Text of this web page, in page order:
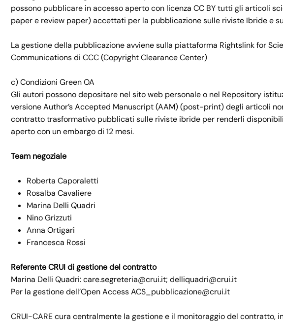
possono pubblicare in accesso aperto con licenza CC BY tutti gli articoli
paper e review paper) accettati per la pubblicazione sulle riviste Ibride e
La gestione della pubblicazione avviene sulla piattaforma Rightslink for
Communications di CCC (Copyright Clearance Center)
c) Condizioni Green OA
Gli autori possono depositare nel sito web personale o nel Repository
versione Author’s Accepted Manuscript (AAM) (post-print) degli articoli
contratto trasformativo pubblicati sulle riviste ibride per renderli
aperto con un embargo di 12 mesi.
Team negoziale
Roberta Caporaletti
Rosalba Cavaliere
Marina Delli Quadri
Nino Grizzuti
Anna Ortigari
Francesca Rossi
Referente CRUI di gestione del contratto
Marina Delli Quadri: care.segreteria@crui.it; delliquadri@crui.it
Per la gestione dell’Open Access ACS_pubblicazione@crui.it
CRUI-CARE cura centralmente la gestione e il monitoraggio del contratto,